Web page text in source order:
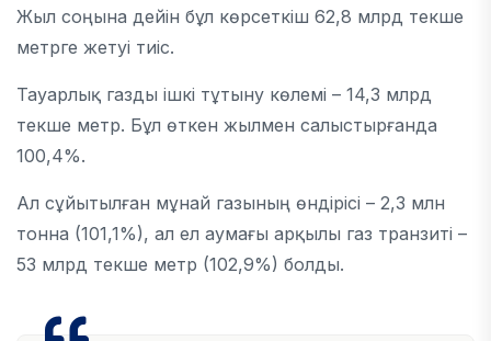
Жыл соңына дейін бұл көрсеткіш 62,8 млрд текше
метрге жетуі тиіс.
Тауарлық газды ішкі тұтыну көлемі – 14,3 млрд
текше метр. Бұл өткен жылмен салыстырғанда
100,4%.
Ал сұйытылған мұнай газының өндірісі – 2,3 млн
тонна (101,1%), ал ел аумағы арқылы газ транзиті –
53 млрд текше метр (102,9%) болды.